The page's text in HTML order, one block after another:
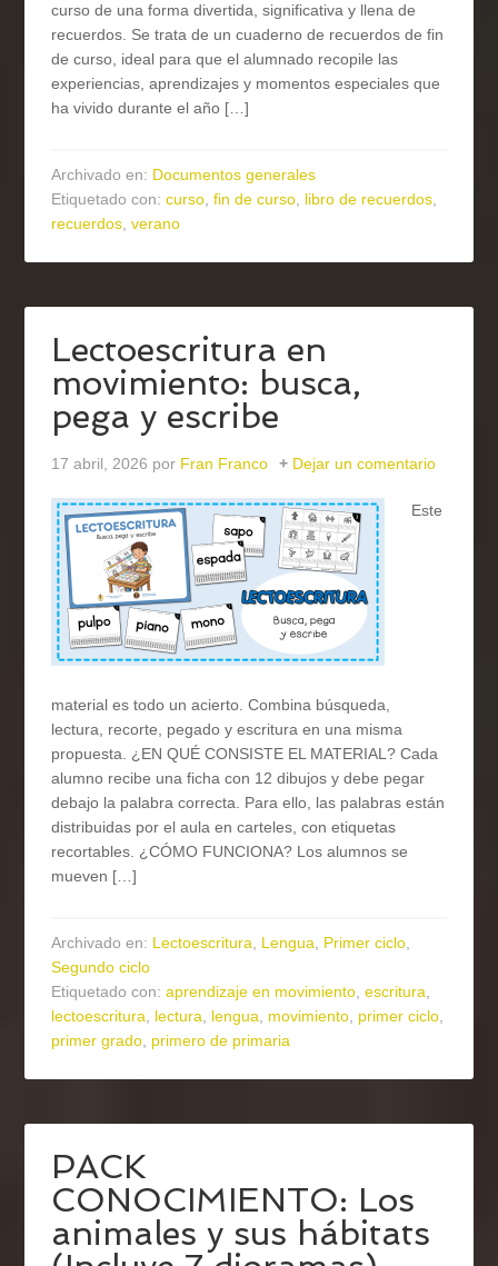
curso de una forma divertida, significativa y llena de
recuerdos. Se trata de un cuaderno de recuerdos de fin
de curso, ideal para que el alumnado recopile las
experiencias, aprendizajes y momentos especiales que
ha vivido durante el año […]
Archivado en: Documentos generales
Etiquetado con:curso,fin de curso, libro de recuerdos,
recuerdos,verano
Lectoescritura en
movimiento: busca,
pega y escribe
17 abril, 2026 por Fran Franco Dejar un comentario
Este
material es todo un acierto. Combina búsqueda,
lectura, recorte, pegado y escritura en una misma
propuesta. ¿EN QUÉ CONSISTE EL MATERIAL? Cada
alumno recibe una ficha con 12 dibujos y debe pegar
debajo la palabra correcta. Para ello, las palabras están
distribuidas por el aula en carteles, con etiquetas
recortables. ¿CÓMO FUNCIONA? Los alumnos se
mueven […]
Archivado en: Lectoescritura, Lengua, Primer ciclo,
Segundo ciclo
Etiquetado con:aprendizaje en movimiento,escritura,
lectoescritura, lectura, lengua, movimiento, primer ciclo,
primer grado, primero de primaria
PACK
CONOCIMIENTO: Los
animales y sus hábitats